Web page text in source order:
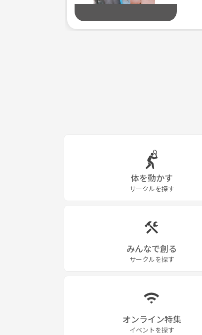
＜Q＆A＞
Q、男女比は？
A、ほぼ半分半分なので、男性も女性も参加
A、見学可能です。もちろん見学していて、
A、仲間作りをモットーにしているので、み
本気でバドミントンをするよりも、楽しみた
Q、一人で参加したいけど、少し不安・・・
お友達と一緒に参加することも可能です(^.^)/
その他、疑問に思うことがあったら気軽にお
バドミントン以外にも様々なイベントをやって
バドミントンに限らず、他のイベントへの
体を動かす
サークルを探す
みんなで創る
サークルを探す
オンライン特集
イベントを探す